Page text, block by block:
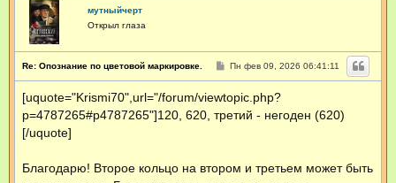
мутныйчерт
Открыл глаза
Re: Опознание по цветовой маркировке.
С
б
е
Пн фев 09, 2026 06:41:11
[uquote="Krismi70",url="/forum/viewtopic.php?
p=4787265#p4787265"]120, 620, третий - негоден (620)
[/uquote]
Благодарю! Второе кольцо на втором и третьем может быть